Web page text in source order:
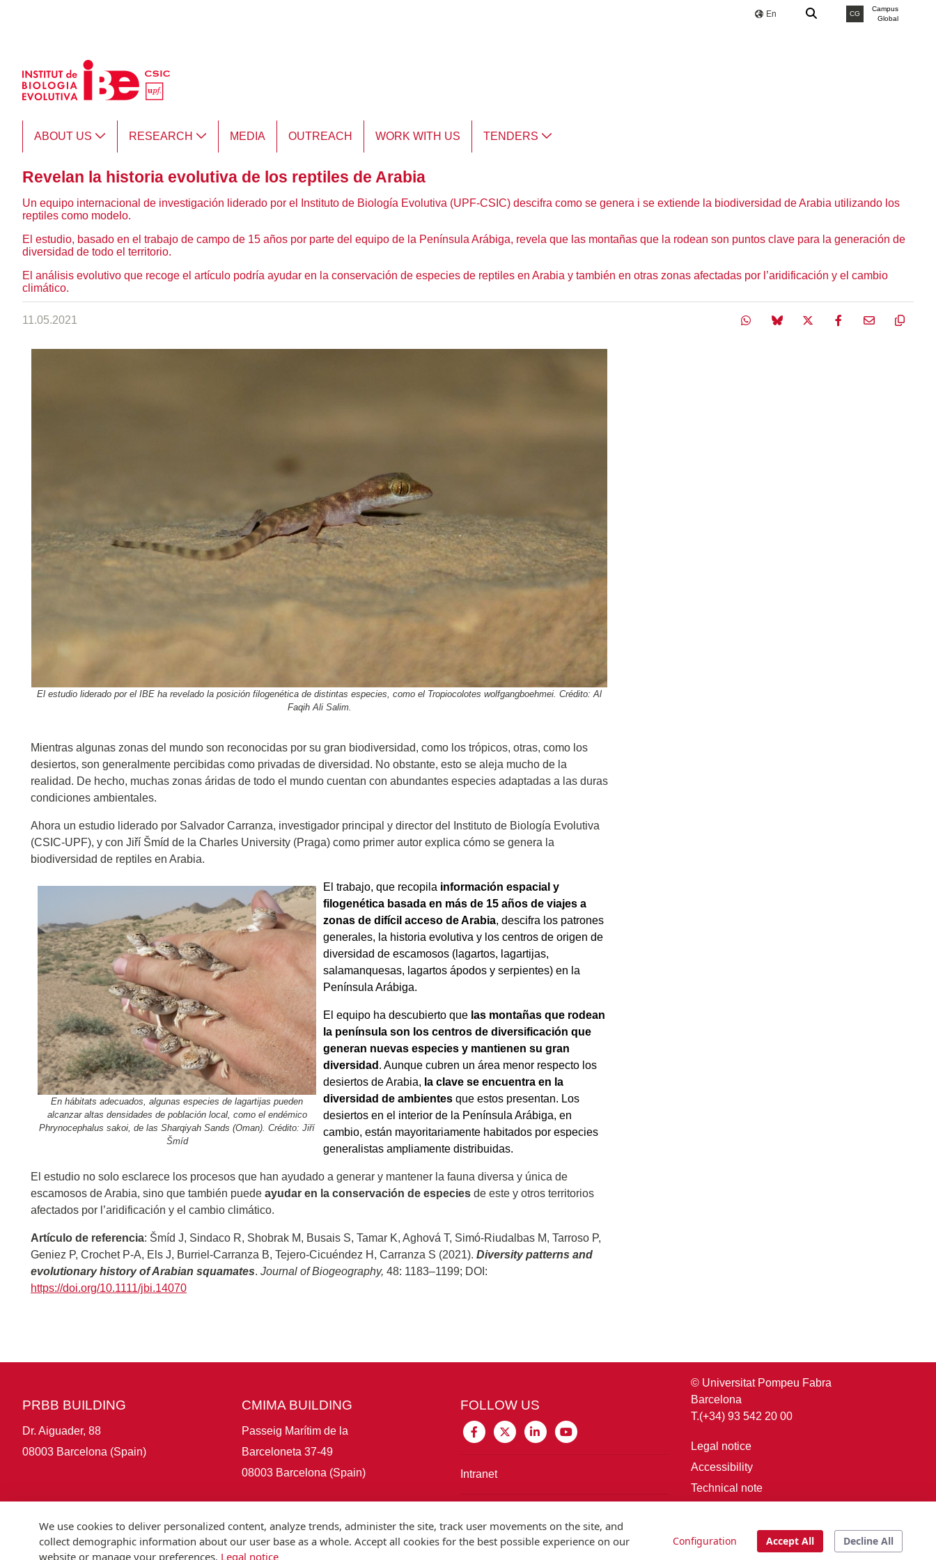
En CG
Campus
Global
ABOUT US RESEARCH MEDIA OUTREACH WORK WITH US TENDERS
Revelan la historia evolutiva de los reptiles de Arabia
Un equipo internacional de investigación liderado por el Instituto de Biología Evolutiva (UPF-CSIC) descifra como se genera i se extiende la biodiversidad de Arabia utilizando los
reptiles como modelo.
El estudio, basado en el trabajo de campo de 15 años por parte del equipo de la Península Arábiga, revela que las montañas que la rodean son puntos clave para la generación de
diversidad de todo el territorio.
El análisis evolutivo que recoge el artículo podría ayudar en la conservación de especies de reptiles en Arabia y también en otras zonas afectadas por l’aridificación y el cambio
climático.
11.05.2021
El estudio liderado por el IBE ha revelado la posición filogenética de distintas especies, como el Tropiocolotes wolfgangboehmei. Crédito: Al
Faqih Ali Salim.
Mientras algunas zonas del mundo son reconocidas por su gran biodiversidad, como los trópicos, otras, como los
desiertos, son generalmente percibidas como privadas de diversidad. No obstante, esto se aleja mucho de la
realidad. De hecho, muchas zonas áridas de todo el mundo cuentan con abundantes especies adaptadas a las duras
condiciones ambientales.
Ahora un estudio liderado por Salvador Carranza, investigador principal y director del Instituto de Biología Evolutiva
(CSIC-UPF), y con Jiří Šmíd de la Charles University (Praga) como primer autor explica cómo se genera la
biodiversidad de reptiles en Arabia.
En hábitats adecuados, algunas especies de lagartijas pueden
alcanzar altas densidades de población local, como el endémico
Phrynocephalus sakoi, de las Sharqiyah Sands (Oman). Crédito: Jiří
Šmíd
El trabajo, que recopila información espacial y
filogenética basada en más de 15 años de viajes a
zonas de difícil acceso de Arabia, descifra los patrones
generales, la historia evolutiva y los centros de origen de
diversidad de escamosos (lagartos, lagartijas,
salamanquesas, lagartos ápodos y serpientes) en la
Península Arábiga.
El equipo ha descubierto que las montañas que rodean
la península son los centros de diversificación que
generan nuevas especies y mantienen su gran
diversidad . Aunque cubren un área menor respecto los
desiertos de Arabia, la clave se encuentra en la
diversidad de ambientes que estos presentan. Los
desiertos en el interior de la Península Arábiga, en
cambio, están mayoritariamente habitados por especies
generalistas ampliamente distribuidas.
El estudio no solo esclarece los procesos que han ayudado a generar y mantener la fauna diversa y única de
escamosos de Arabia, sino que también puede ayudar en la conservación de especies de este y otros territorios
afectados por l’aridificación y el cambio climático.
Artículo de referencia: Šmíd J, Sindaco R, Shobrak M, Busais S, Tamar K, Aghová T, Simó-Riudalbas M, Tarroso P,
Geniez P, Crochet P-A, Els J, Burriel-Carranza B, Tejero-Cicuéndez H, Carranza S (2021). Diversity patterns and
evolutionary history of Arabian squamates. Journal of Biogeography, 48: 1183–1199; DOI:
https://doi.org/10.1111/jbi.14070
PRBB BUILDING
Dr. Aiguader, 88
08003 Barcelona (Spain)
CMIMA BUILDING
Passeig Marítim de la
Barceloneta 37-49
08003 Barcelona (Spain)
FOLLOW US
Intranet
© Universitat Pompeu Fabra
Barcelona
T.(+34) 93 542 20 00
Legal notice
Accessibility
Technical note
We use cookies to deliver personalized content, analyze trends, administer the site, track user movements on the site, and
collect demographic information about our user base as a whole. Accept all cookies for the best possible experience on our
website or manage your preferences. Legal notice
Configuration Accept All Decline All